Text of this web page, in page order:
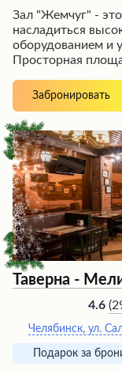
Зал "Жемчуг" -
насладиться
оборудованием и
Просторная
раскрыть свой
интерьер и
идеальную
любители музыки
звука и
Забронировать
Таверна -
4.6 (
Челябинск, ул.
Подарок за